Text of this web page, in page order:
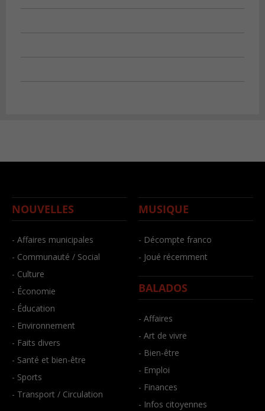
NOUVELLES
- Affaires municipales
- Communauté / Social
- Culture
- Économie
- Éducation
- Environnement
- Faits divers
- Santé et bien-être
- Sports
- Transport / Circulation
MUSIQUE
- Décompte franco
- Joué récemment
BALADOS
- Affaires
- Art de vivre
- Bien-être
- Emploi
- Finances
- Infos citoyennes